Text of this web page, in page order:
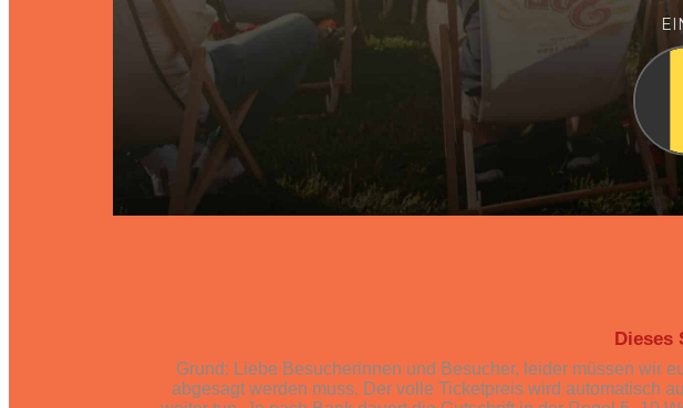
Dieses
Grund: Liebe Besucherinnen und Besucher, leider müssen wir
abgesagt werden muss. Der volle Ticketpreis wird automatisch